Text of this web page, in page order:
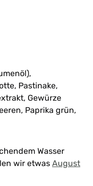
Pastinake,
Gewürze
Paprika grün,
Wasser
wir etwas August